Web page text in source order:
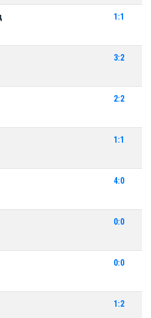
1:1
3:2
2:2
1:1
4:0
0:0
0:0
1:2